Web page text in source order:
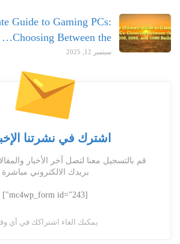
Guide to Gaming PCs:
Choosing Between the…
سبتمبر 12, 2025
اشترك في نشرتنا
قم بالتسجيل معنا لتصل آخر الأخبار
بريدك الالكتروني مباشرة
[mc4wp_form id="243"]
يمكنك الغاء اشتراكك في أي